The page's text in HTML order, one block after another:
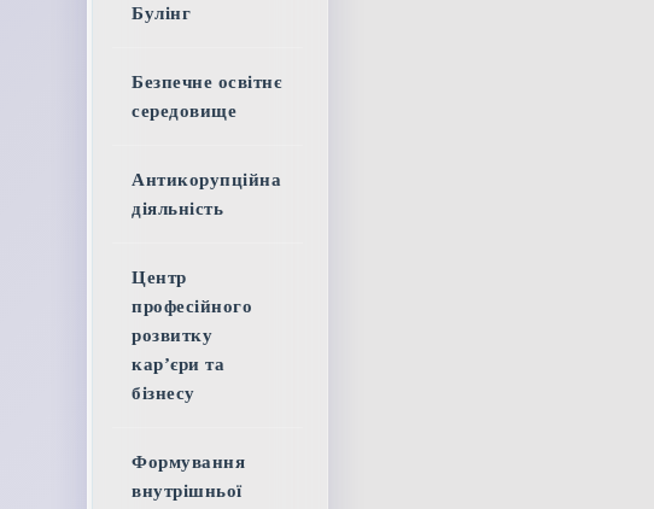
Булінг
Безпечне освітнє
середовище
Антикорупційна
діяльність
Центр
професійного
розвитку
кар’єри та
бізнесу
Формування
внутрішньої